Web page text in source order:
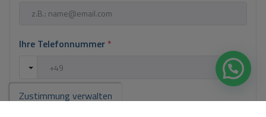
Ihre Telefonnummer *
Ihre Nachricht
Zustimmung verwalten